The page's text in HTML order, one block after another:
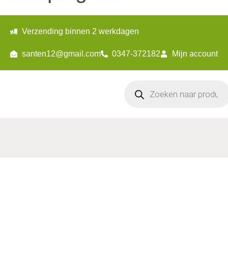
Verzending binnen 2 werkdagen
santen12@gmail.com 0347-372182 Mijn account